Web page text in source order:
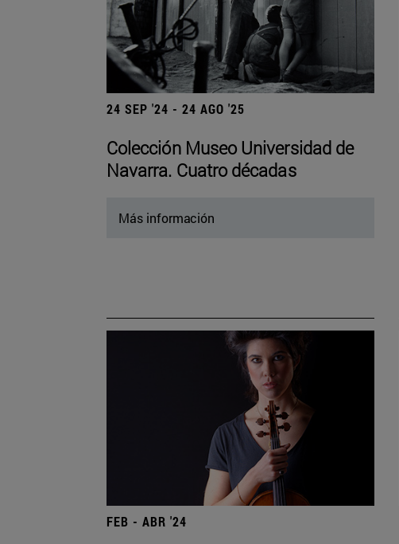
24 SEP '24 - 24 AGO '25
Colección Museo Universidad de
Navarra. Cuatro décadas
Más información
FEB - ABR '24